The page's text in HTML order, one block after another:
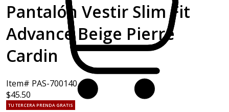
Pantalón Vestir Slim Fit
Advance Beige Pierre
Cardin
Item# PAS-700140
$45.50
TU TERCERA PRENDA GRATIS